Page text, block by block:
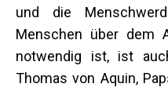
und die
Menschen über dem
notwendig ist, ist
Thomas von Aquin,